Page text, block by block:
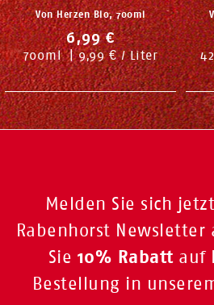
Von Herzen Bio, 700ml
6,99 €
700 ml | 9,99 € / Liter
Melden Sie sich
Rabenhorst
Sie 10% Rabattauf
Bestellung in